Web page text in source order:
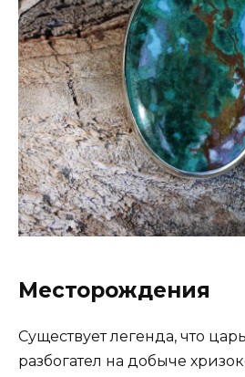
Месторождения
Существует легенда, что
разбогател на добыче